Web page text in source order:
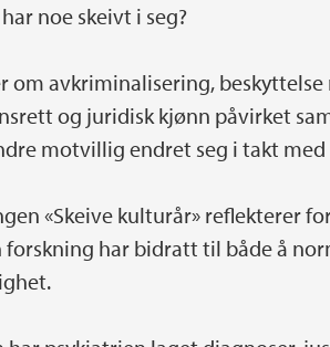
noe skeivt i seg?
om avkriminalisering,
og juridisk kjønn påvirket
motvillig endret seg i takt med
«Skeive kulturår» reflekterer
forskning har bidratt til både å